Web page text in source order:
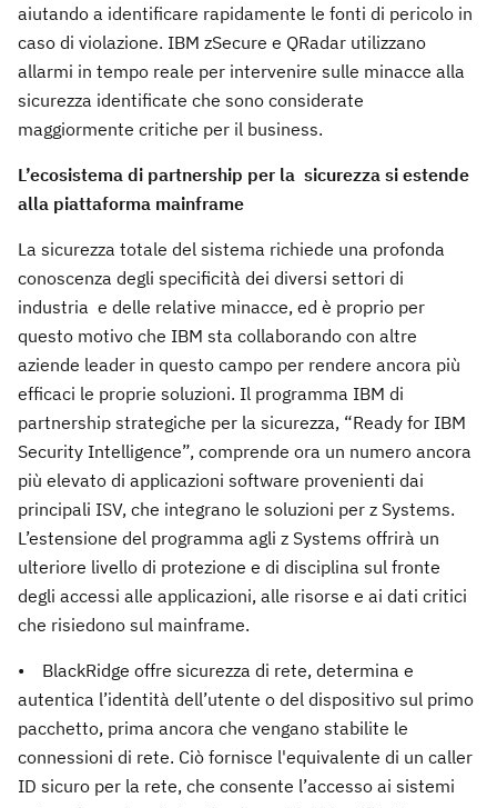
aiutando a identificare rapidamente le fonti di pericolo in
caso di violazione. IBM zSecure e QRadar utilizzano
allarmi in tempo reale per intervenire sulle minacce alla
sicurezza identificate che sono considerate
maggiormente critiche per il business.
L’ecosistema di partnership per la sicurezza si estende
alla piattaforma mainframe
La sicurezza totale del sistema richiede una profonda
conoscenza degli specificità dei diversi settori di
industria e delle relative minacce, ed è proprio per
questo motivo che IBM sta collaborando con altre
aziende leader in questo campo per rendere ancora più
efficaci le proprie soluzioni. Il programma IBM di
partnership strategiche per la sicurezza, “Ready for IBM
Security Intelligence”, comprende ora un numero ancora
più elevato di applicazioni software provenienti dai
principali ISV, che integrano le soluzioni per z Systems.
L’estensione del programma agli z Systems offrirà un
ulteriore livello di protezione e di disciplina sul fronte
degli accessi alle applicazioni, alle risorse e ai dati critici
che risiedono sul mainframe.
• BlackRidge offre sicurezza di rete, determina e
autentica l’identità dell’utente o del dispositivo sul primo
pacchetto, prima ancora che vengano stabilite le
connessioni di rete. Ciò fornisce l'equivalente di un caller
ID sicuro per la rete, che consente l’accesso ai sistemi